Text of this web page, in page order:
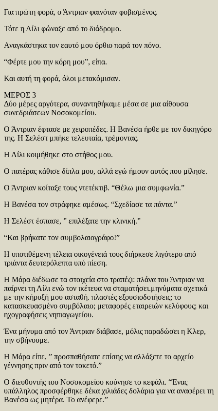
Για πρώτη φορά, ο Άντριαν φαινόταν φοβισμένος.
Τότε η Λίλι φώναξε από το διάδρομο.
Αναγκάστηκα τον εαυτό μου όρθιο παρά τον πόνο.
“Φέρτε μου την κόρη μου”, είπα.
Και αυτή τη φορά, όλοι μετακόμισαν.
ΜΕΡΟΣ 3
Δύο μέρες αργότερα, συναντηθήκαμε μέσα σε μια αίθουσα
συνεδριάσεων Νοσοκομείου.
Ο Άντριαν έφτασε με χειροπέδες. Η Βανέσα ήρθε με τον δικηγόρο
της. Η Σελέστ μπήκε τελευταία, τρέμοντας.
Η Λίλι κοιμήθηκε στο στήθος μου.
Ο πατέρας κάθισε δίπλα μου, αλλά εγώ ήμουν αυτός που μίλησε.
Ο Άντριαν κοίταξε τους ντετέκτιβ. “Θέλω μια συμφωνία.”
Η Βανέσα τον στράφηκε αμέσως. “Σχεδίασε τα πάντα.”
Η Σελέστ έσπασε, ” επιλέξατε την κλινική.”
“Και βρήκατε τον συμβολαιογράφο!”
Η υποτιθέμενη τέλεια οικογένειά τους διήρκεσε λιγότερο από
τριάντα δευτερόλεπτα υπό πίεση.
Η Μάρα διέδωσε τα στοιχεία στο τραπέζι: πλάνα του Άντριαν να
παίρνει τη Λίλι ενώ τον ικέτευα να σταματήσει.μηνύματα σχετικά
με την κήρυξή μου ασταθή. πλαστές εξουσιοδοτήσεις; το
κατασκευασμένο συμβόλαιο; μεταφορές εταιρειών κελύφους; και
ηχογραφήσεις νηπιαγωγείου.
Ένα μήνυμα από τον Άντριαν διάβασε, μόλις παραδώσει η Κλερ,
την σβήνουμε.
Η Μάρα είπε, ” προσπαθήσατε επίσης να αλλάξετε το αρχείο
γέννησης πριν από τον τοκετό.”
Ο διευθυντής του Νοσοκομείου κούνησε το κεφάλι. “Ένας
υπάλληλος προσφέρθηκε δέκα χιλιάδες δολάρια για να αναφέρει τη
Βανέσα ως μητέρα. Το ανέφερε.”